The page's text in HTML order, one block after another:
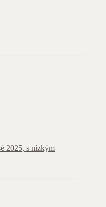
2025, s nízkým